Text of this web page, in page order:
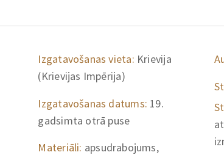
Izgatavošanas vieta: Krievija
(Krievijas Impērija)
Izgatavošanas datums: 19.
gadsimta otrā puse
Materiāli: apsudrabojums,